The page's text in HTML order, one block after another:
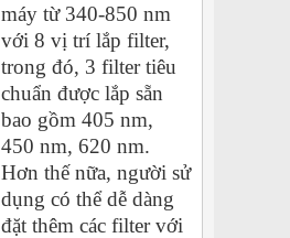
máy từ 340-850 nm
với 8 vị trí lắp filter,
trong đó, 3 filter tiêu
chuẩn được lắp sẵn
bao gồm 405 nm,
450 nm, 620 nm.
Hơn thế nữa, người sử
dụng có thể dễ dàng
đặt thêm các filter với